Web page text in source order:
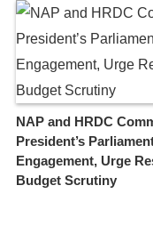
NAP and HRDC
President’s
Engagement, Urge
Budget Scrutiny